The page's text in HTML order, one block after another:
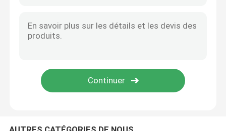
Cordon à fibre optique
Fiber Optic Adaptateur